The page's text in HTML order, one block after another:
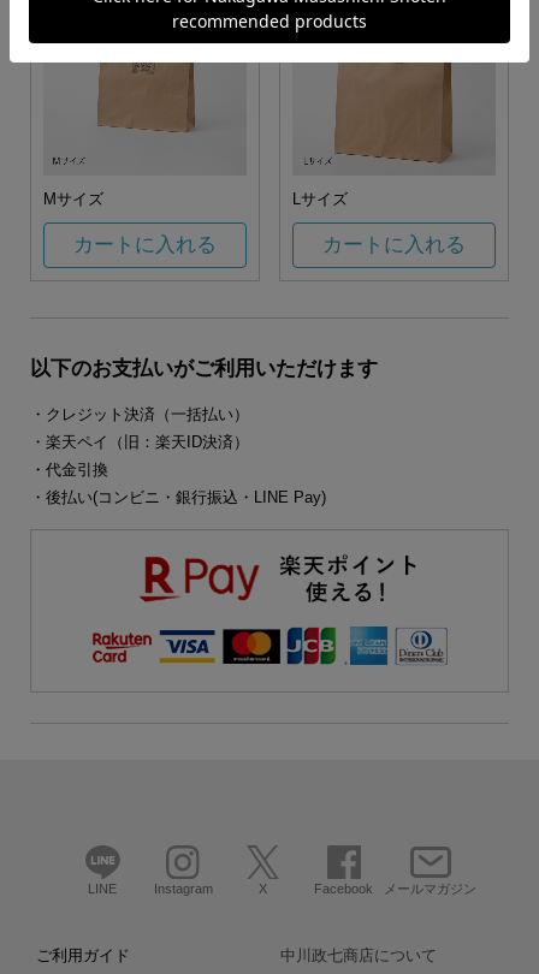
Mサイズ
カートに入れる
Lサイズ
カートに入れる
以下のお支払いがご利用いただけます
・クレジット決済（一括払い）
・楽天ペイ（旧：楽天ID決済）
・代金引換
・後払い(コンビニ・銀行振込・LINE Pay)
LINE Instagram X Facebook メールマガジン
ご利用ガイド 中川政七商店について